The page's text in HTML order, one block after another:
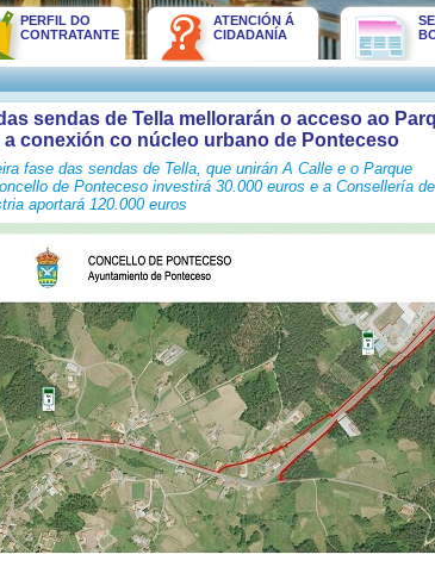
PERFIL DO
CONTRATANTE
ATENCIÓN Á
CIDADANÍA
sendas de Tella mellorarán o acceso ao
a conexión co núcleo urbano de Ponteceso
fase das sendas de Tella, que unirán A Calle e o Parque
de Ponteceso investirá 30.000 euros e a Consellería de
aportará 120.000 euros